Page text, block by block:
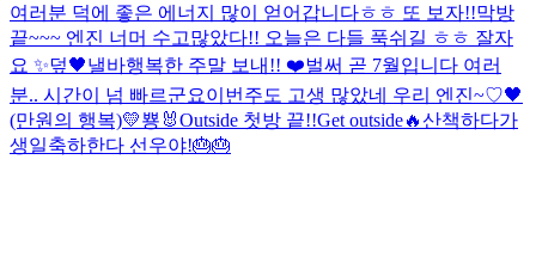
여러분 덕에 좋은 에너지 많이 얻어갑니다ㅎㅎ 또 보자!!막방
끝~~~ 엔진 너머 수고많았다!! 오늘은 다들 푹쉬길 ㅎㅎ 잘자
요 ✨️덮🖤낼바행복한 주말 보내!! ❤️벌써 곧 7월입니다 여러
분.. 시간이 넘 빠르군요이번주도 고생 많았네 우리 엔진~♡🖤
(만원의 행복)💛뿅🐰Outside 첫방 끝!!Get outside🔥산책하다가
생일축하한다 선우야!🎂🎂